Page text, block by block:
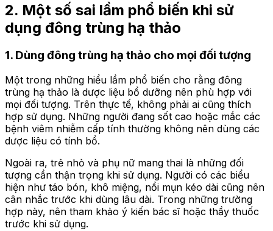
2. Một số sai lầm phổ biến khi sử
dụng đông trùng hạ thảo
1. Dùng đông trùng hạ thảo cho mọi đối tượng
Một trong những hiểu lầm phổ biến cho rằng đông
trùng hạ thảo là dược liệu bổ dưỡng nên phù hợp với
mọi đối tượng. Trên thực tế, không phải ai cũng thích
hợp sử dụng. Những người đang sốt cao hoặc mắc các
bệnh viêm nhiễm cấp tính thường không nên dùng các
dược liệu có tính bổ.
Ngoài ra, trẻ nhỏ và phụ nữ mang thai là những đối
tượng cần thận trọng khi sử dụng. Người có các biểu
hiện như táo bón, khô miệng, nổi mụn kéo dài cũng nên
cân nhắc trước khi dùng lâu dài. Trong những trường
hợp này, nên tham khảo ý kiến bác sĩ hoặc thầy thuốc
trước khi sử dụng.